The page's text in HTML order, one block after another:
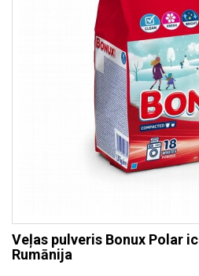
Veļas pulveris Bonux Polar
Rumānija